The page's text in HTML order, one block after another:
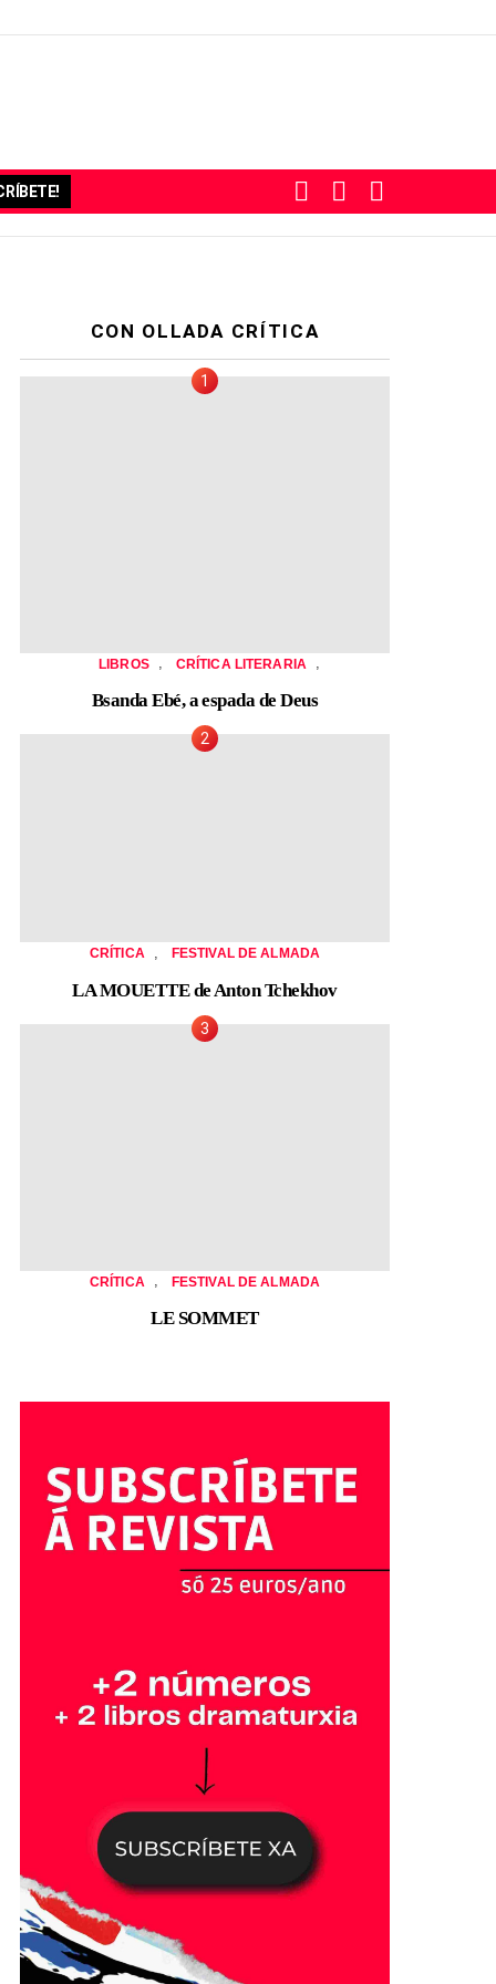
SWITCH
SKIN
BUSCAR
CON OLLADA CRÍTICA
LIBROS , CRÍTICA LITERARIA ,
Bsanda Ebé, a espada de Deus
CRÍTICA FESTIVAL DE ALMADA
LA MOUETTE de Anton Tchekhov
CRÍTICA FESTIVAL DE ALMADA
LE SOMMET